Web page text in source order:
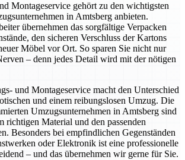
Montageservice gehört zu den wichtigsten
in Amtsberg anbieten.
übernehmen das sorgfältige Verpacken
den sicheren Verschluss der Kartons
Möbel vor Ort. So sparen Sie nicht nur
– denn jedes Detail wird mit der nötigen
und Montageservice macht den Unterschied
und einem reibungslosen Umzug. Die
Umzugsunternehmen in Amtsberg sind
richtigen Material und den passenden
Besonders bei empfindlichen Gegenständen
oder Elektronik ist eine professionelle
– und das übernehmen wir gerne für Sie.